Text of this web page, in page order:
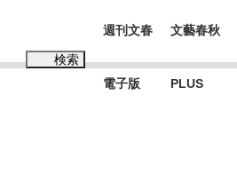
検索
週刊文春
電子版
文藝春秋
PLUS